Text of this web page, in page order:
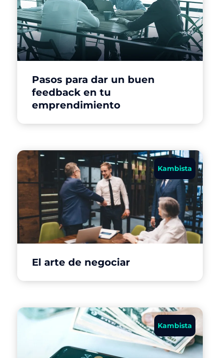
Pasos para dar un buen
feedback en tu
emprendimiento
Kambista
El arte de negociar
Kambista